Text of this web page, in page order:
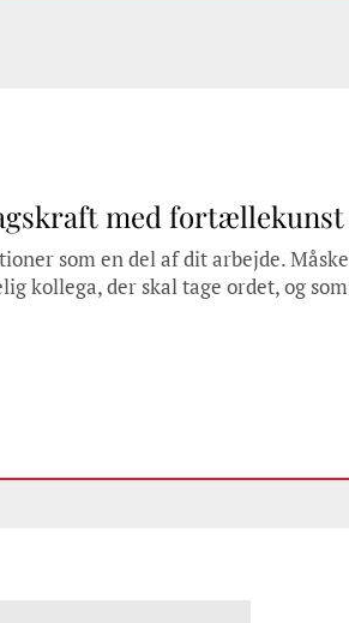
med fortællekunst
som en del af dit arbejde.
kollega, der skal tage ordet, og som